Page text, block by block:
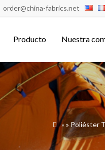
order@china-fabrics.net
Producto Nuestra
 » » Poliéster